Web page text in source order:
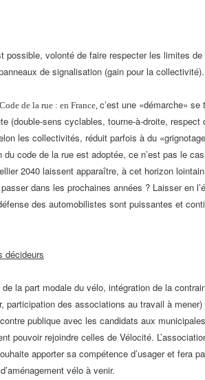
possible, volonté de faire respecter les limites
de signalisation (gain pour la collectivité).
Code de la rue : en France, c’est une «démarche»
(double-sens cyclables, tourne-à-droite, respect
les collectivités, réduit parfois à du
du code de la rue est adoptée, ce n’est pas le
2040 laissent apparaître, à cet horizon
dans les prochaines années ? Laisser en
des automobilistes sont puissantes et
décideurs
la part modale du vélo, intégration de la
participation des associations au travail à mener)
publique avec les candidats aux
pouvoir rejoindre celles de Vélocité.
apporter sa compétence d’usager et fera
vélo à venir.